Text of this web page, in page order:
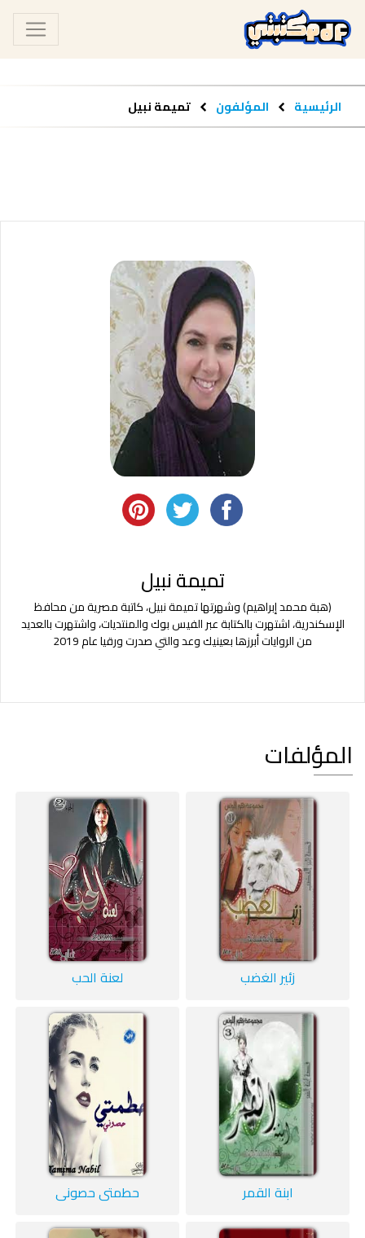
الرئيسية المؤلفون تميمة نبيل
تميمة نبيل
(هبة محمد إبراهيم) وشهرتها تميمة نبيل، كاتبة مصرية من محافظ
الإسكندرية، اشتهرت بالكتابة عبر الفيس بوك والمنتديات، واشتهرت بالعديد
من الروايات أبرزها بعينيك وعد والتي صدرت ورقيا عام 2019
المؤلفات
زئير الغضب لعنة الحب
ابنة القمر حطمتي حصوني